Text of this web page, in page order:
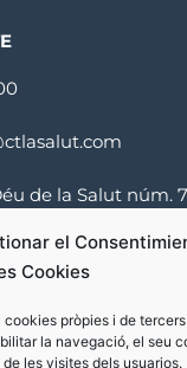
el
Cookies
pròpies i de
la navegació, el seu
les visites dels usuarios.
de la Salut núm.